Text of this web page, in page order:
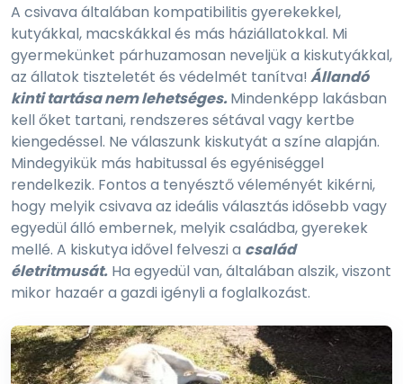
A csivava általában kompatibilitis gyerekekkel,
kutyákkal, macskákkal és más háziállatokkal. Mi
gyermekünket párhuzamosan neveljük a kiskutyákkal,
az állatok tiszteletét és védelmét tanítva!Állandó
kinti tartása nem lehetséges.Mindenképp lakásban
kell őket tartani, rendszeres sétával vagy kertbe
kiengedéssel. Ne válaszunk kiskutyát a színe alapján.
Mindegyikük más habitussal és egyéniséggel
rendelkezik. Fontos a tenyésztő véleményét kikérni,
hogy melyik csivava az ideális választás idősebb vagy
egyedül álló embernek, melyik családba, gyerekek
mellé. A kiskutya idővel felveszi a család
életritmusát. Ha egyedül van, általában alszik, viszont
mikor hazaér a gazdi igényli a foglalkozást.